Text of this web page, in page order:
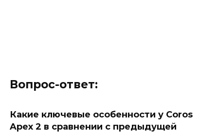
Вопрос-ответ:
Какие ключевые особенности у Coros
Apex 2 в сравнении с предыдущей